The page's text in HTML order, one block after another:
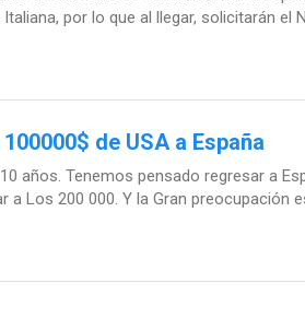
por lo que al llegar, solicitarán el
de USA a España
años. Tenemos pensado regresar a
Los 200 000. Y la Gran preocupación